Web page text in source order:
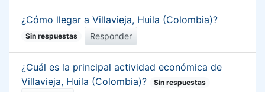
¿Cómo llegar a Villavieja, Huila (Colombia)?
Sin respuestas Responder
¿Cuál es la principal actividad económica de
Villavieja, Huila (Colombia)?
Sin respuestas